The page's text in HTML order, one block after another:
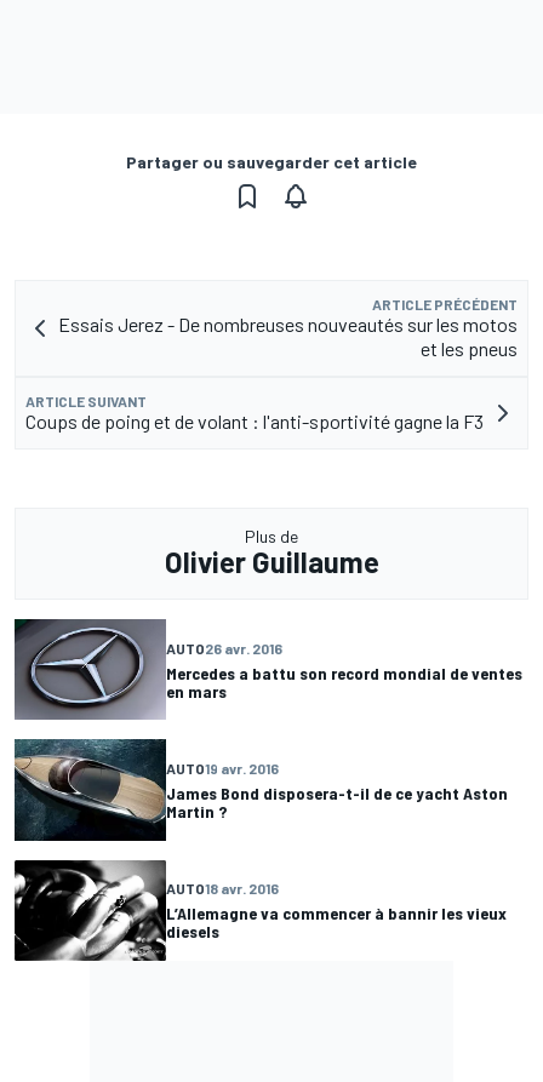
Partager ou sauvegarder cet article
ARTICLE PRÉCÉDENT
Essais Jerez - De nombreuses nouveautés sur les motos
et les pneus
ARTICLE SUIVANT
Coups de poing et de volant : l'anti-sportivité gagne la F3
Plus de
Olivier Guillaume
AUTO26 avr. 2016
Mercedes a battu son record mondial de ventes
en mars
AUTO19 avr. 2016
James Bond disposera-t-il de ce yacht Aston
Martin ?
AUTO18 avr. 2016
L’Allemagne va commencer à bannir les vieux
diesels